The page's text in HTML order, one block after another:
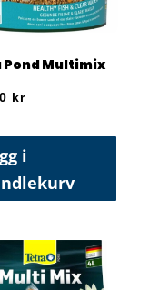
Pond Multimix
kr
i